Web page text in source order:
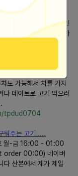
도 맛있어
연히 가게 된 집인데, 인
동네에도 있어 언젠가 가
bpkarijju
김씨봉명....
도 가능해서 차를 가지
나 데이트로 고기 먹으러
tpdud0704
워주는 고기 ....
월-금 16:00 - 01:00
00:00) 네이버
다 산본에서 제가 제일